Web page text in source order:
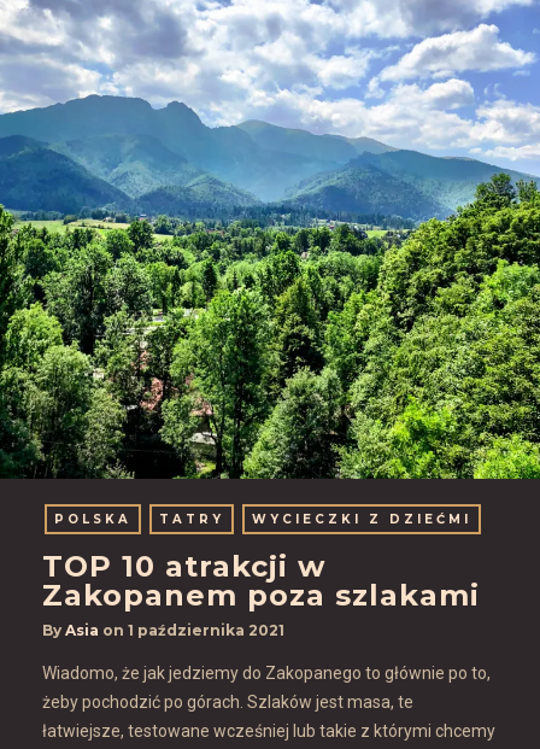
POLSKA TATRY WYCIECZKI Z DZIEĆMI
TOP 10 atrakcji w
Zakopanem poza szlakami
By Asia on 1 października 2021
Wiadomo, że jak jedziemy do Zakopanego to głównie po to,
żeby pochodzić po górach. Szlaków jest masa, te
łatwiejsze, testowane wcześniej lub takie z którymi chcemy